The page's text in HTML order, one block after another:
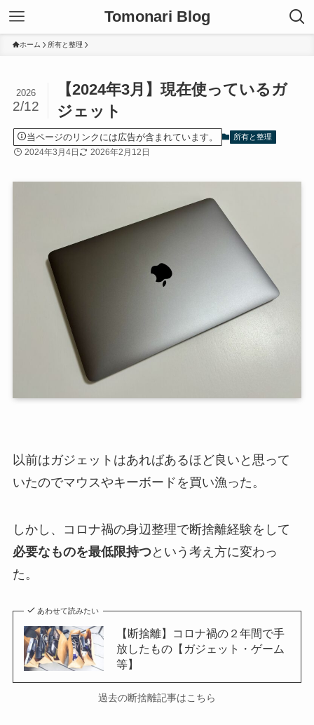
Tomonari Blog
ホーム 所有と整理
【2024年3月】現在使っているガ
ジェット
2026
2/12
当ページのリンクには広告が含まれています。 所有と整理
2024年3月4日 2026年2月12日
以前はガジェットはあればあるほど良いと思って
いたのでマウスやキーボードを買い漁った。
しかし、コロナ禍の身辺整理で断捨離経験をして
必要なものを最低限持つという考え方に変わっ
た。
あわせて読みたい
【断捨離】コロナ禍の２年間で手
放したもの【ガジェット・ゲーム
等】
過去の断捨離記事はこちら